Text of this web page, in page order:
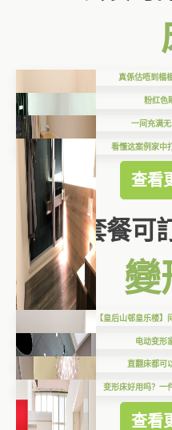
真係估唔到榻
粉红色
一间充满
看懂这案例家中
查看
套餐可
變
【皇后山邨皇乐楼】
电动变形
直翻床都可
变形床好用吗？一
查看